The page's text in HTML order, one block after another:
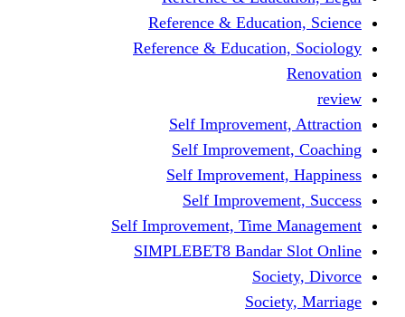
Reference &
Reference &
Self
Self
Self
Self
Self Improvement, Time
SIMPLEBET8 Bandar